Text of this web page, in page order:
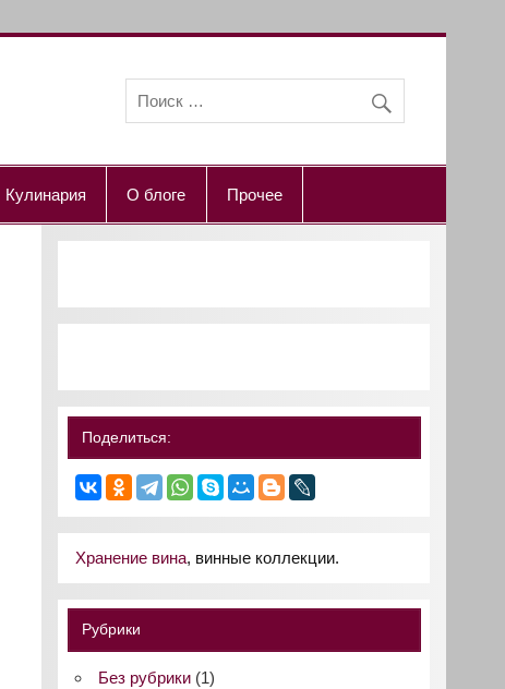
Кулинария О блоге Прочее
Поделиться:
Хранение вина, винные коллекции.
Рубрики
Без рубрики(1)